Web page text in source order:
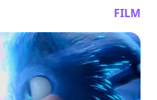
FILM